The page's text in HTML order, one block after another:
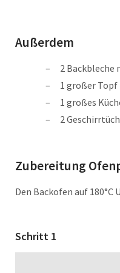
Außerdem
2 Backbleche
1 großer Topf
1 großes
2
Zubereitung
Den Backofen auf 180°C
Schritt 1